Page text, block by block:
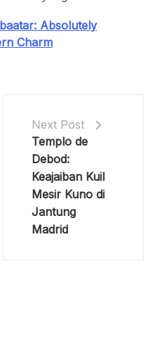
Absolutely
Charm
Next Post
Templo de
Debod:
Keajaiban Kuil
Mesir Kuno di
Jantung
Madrid